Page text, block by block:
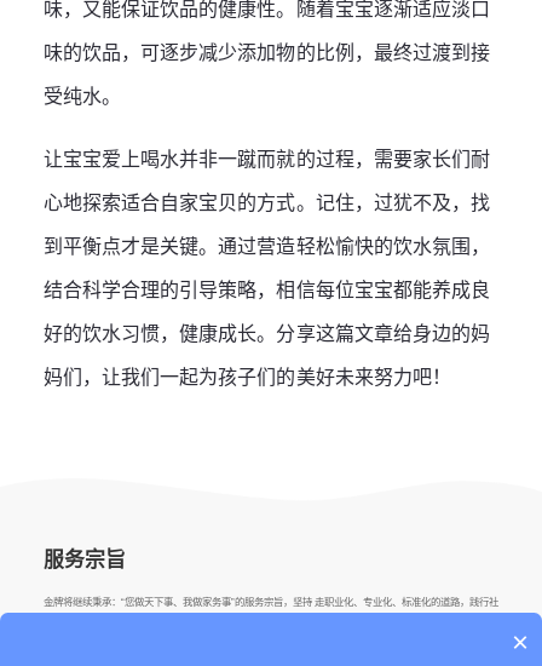
味，又能保证饮品的健康性。随着宝宝逐渐适应淡口
味的饮品，可逐步减少添加物的比例，最终过渡到接
受纯水。
让宝宝爱上喝水并非一蹴而就的过程，需要家长们耐
心地探索适合自家宝贝的方式。记住，过犹不及，找
到平衡点才是关键。通过营造轻松愉快的饮水氛围，
结合科学合理的引导策略，相信每位宝宝都能养成良
好的饮水习惯，健康成长。分享这篇文章给身边的妈
妈们，让我们一起为孩子们的美好未来努力吧！
服务宗旨
金牌将继续秉承：“您做天下事、我做家务事”的服务宗旨，坚持 走职业化、专业化、标准化的道路，践行社
×